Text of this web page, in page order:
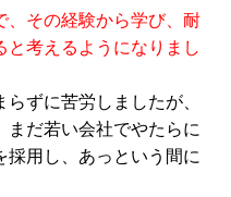
、その経験から学び、耐
と考えるようになりまし
ずに苦労しましたが、
まだ若い会社でやたらに
採用し、あっという間に